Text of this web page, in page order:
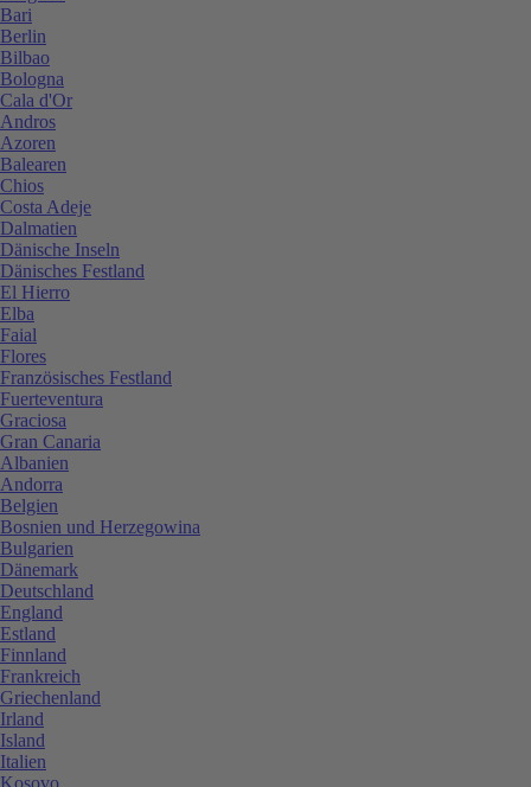
Bari
Berlin
Bilbao
Bologna
Cala d'Or
Andros
Azoren
Balearen
Chios
Costa Adeje
Dalmatien
Dänische Inseln
Dänisches Festland
El Hierro
Elba
Faial
Flores
Französisches Festland
Fuerteventura
Graciosa
Gran Canaria
Albanien
Andorra
Belgien
Bosnien und Herzegowina
Bulgarien
Dänemark
Deutschland
England
Estland
Finnland
Frankreich
Griechenland
Irland
Island
Italien
Kosovo